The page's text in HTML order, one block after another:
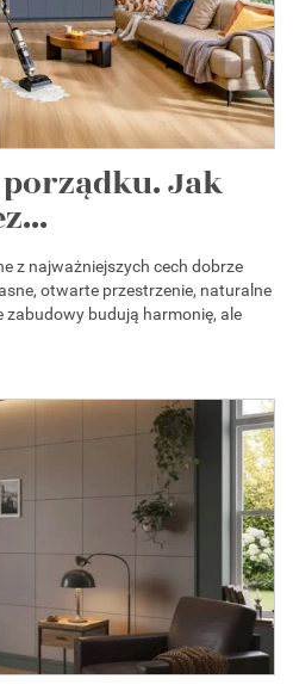
Jak
z najważniejszych cech dobrze
otwarte przestrzenie, naturalne
budują harmonię, ale